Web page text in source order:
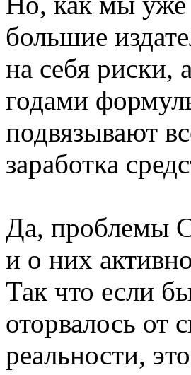
большие
на себя риски,
годами
подвязывают
заработка
Да, проблемы
и о них
Так что если
оторвалось от
реальности,